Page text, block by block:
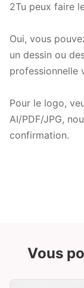
2Tu peux faire
Oui, vous
un dessin ou
professionnelle
Pour le logo,
AI/PDF/JPG,
confirmation.
Vous